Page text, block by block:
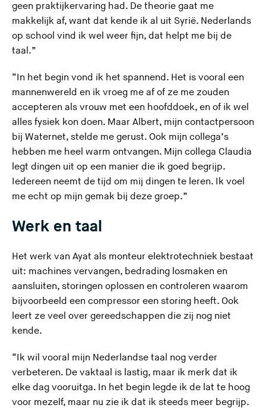
geen praktijkervaring had. De theorie gaat me
makkelijk af, want dat kende ik al uit Syrië. Nederlands
op school vind ik wel weer fijn, dat helpt me bij de
taal.”
“In het begin vond ik het spannend. Het is vooral een
mannenwereld en ik vroeg me af of ze me zouden
accepteren als vrouw met een hoofddoek, en of ik wel
alles fysiek kon doen. Maar Albert, mijn contactpersoon
bij Waternet, stelde me gerust. Ook mijn collega’s
hebben me heel warm ontvangen. Mijn collega Claudia
legt dingen uit op een manier die ik goed begrijp.
Iedereen neemt de tijd om mij dingen te leren. Ik voel
me echt op mijn gemak bij deze groep.”
Werk en taal
Het werk van Ayat als monteur elektrotechniek bestaat
uit: machines vervangen, bedrading losmaken en
aansluiten, storingen oplossen en controleren waarom
bijvoorbeeld een compressor een storing heeft. Ook
leert ze veel over gereedschappen die zij nog niet
kende.
“Ik wil vooral mijn Nederlandse taal nog verder
verbeteren. De vaktaal is lastig, maar ik merk dat ik
elke dag vooruitga. In het begin legde ik de lat te hoog
voor mezelf, maar nu zie ik dat ik steeds meer begrijp.